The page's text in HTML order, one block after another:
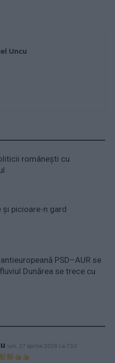
Uncu
românești cu
și picioare-n gard
PSD–AUR se
Dunărea se trece cu
luni, 27 aprilie 2026 La 7.53